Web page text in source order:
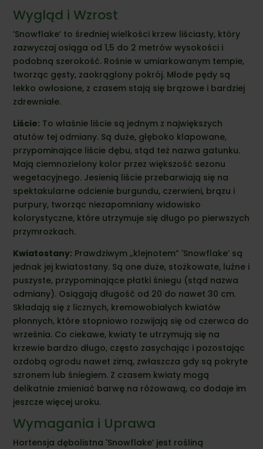
Wygląd i Wzrost
’Snowflake’ to średniej wielkości krzew liściasty, który
zazwyczaj osiąga od 1,5 do 2 metrów wysokości i
podobną szerokość. Rośnie w umiarkowanym tempie,
tworząc gęsty, zaokrąglony pokrój. Młode pędy są
lekko owłosione, z czasem stają się brązowe i bardziej
zdrewniałe.
Liście: To właśnie liście są jednym z największych
atutów tej odmiany. Są duże, głęboko klapowane,
przypominające liście dębu, stąd też nazwa gatunku.
Mają ciemnozielony kolor przez większość sezonu
wegetacyjnego. Jesienią liście przebarwiają się na
spektakularne odcienie burgundu, czerwieni, brązu i
purpury, tworząc niezapomniany widowisko
kolorystyczne, które utrzymuje się długo po pierwszych
przymrozkach.
Kwiatostany: Prawdziwym „klejnotem” 'Snowflake’ są
jednak jej kwiatostany. Są one duże, stożkowate, luźne i
puszyste, przypominające płatki śniegu (stąd nazwa
odmiany). Osiągają długość od 20 do nawet 30 cm.
Składają się z licznych, kremowobiałych kwiatów
płonnych, które stopniowo rozwijają się od czerwca do
września. Co ciekawe, kwiaty te utrzymują się na
krzewie bardzo długo, często zasychając i pozostając
ozdobą ogrodu nawet zimą, zwłaszcza gdy są pokryte
szronem lub śniegiem. Z czasem kwiaty mogą
delikatnie zmieniać barwę na różowawą, co dodaje im
jeszcze więcej uroku.
Wymagania i Uprawa
Hortensja dębolistna 'Snowflake’ jest rośliną